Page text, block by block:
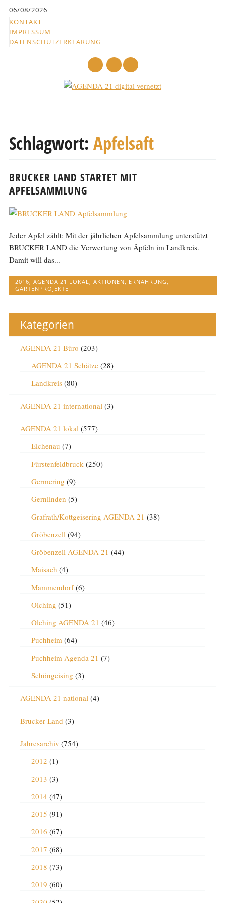
springen
06/08/2026
KONTAKT
IMPRESSUM
DATENSCHUTZERKLÄRUNG
zum
Schlagwort: Apfelsaft
BRUCKER LAND STARTET MIT
APFELSAMMLUNG
Jeder Apfel zählt: Mit der jährlichen Apfelsammlung unterstützt
BRUCKER LAND die Verwertung von Äpfeln im Landkreis.
Damit will das...
2016,AGENDA 21 LOKAL,AKTIONEN, ERNÄHRUNG,
GARTENPROJEKTE
Kategorien
AGENDA 21 Büro (203)
AGENDA 21 Schätze(28)
Landkreis(80)
AGENDA 21 international (3)
AGENDA 21 lokal (577)
Eichenau (7)
Fürstenfeldbruck (250)
Germering (9)
Gernlinden (5)
Grafrath/Kottgeisering AGENDA 21 (38)
Gröbenzell (94)
Gröbenzell AGENDA 21 (44)
Maisach (4)
Mammendorf(6)
Olching (51)
Olching AGENDA 21 (46)
Puchheim (64)
Puchheim Agenda 21 (7)
Schöngeising (3)
AGENDA 21 national (4)
Brucker Land (3)
Jahresarchiv (754)
2012 (1)
2013 (3)
2014 (47)
2015 (91)
2016 (67)
2017 (68)
2018 (73)
2019 (60)